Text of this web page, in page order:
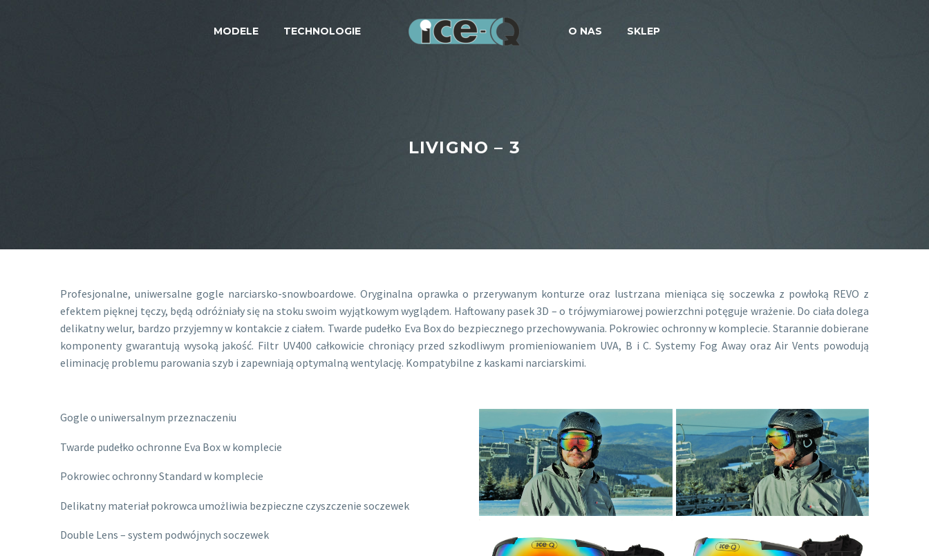
MODELE TECHNOLOGIE O NAS SKLEP
LIVIGNO – 3
Profesjonalne, uniwersalne gogle narciarsko-snowboardowe. Oryginalna oprawka o przerywanym konturze oraz lustrzana mieniąca się soczewka z powłoką REVO z
efektem pięknej tęczy, będą odróżniały się na stoku swoim wyjątkowym wyglądem. Haftowany pasek 3D – o trójwymiarowej powierzchni potęguje wrażenie. Do ciała dolega
delikatny welur, bardzo przyjemny w kontakcie z ciałem. Twarde pudełko Eva Box do bezpiecznego przechowywania. Pokrowiec ochronny w komplecie. Starannie dobierane
komponenty gwarantują wysoką jakość. Filtr UV400 całkowicie chroniący przed szkodliwym promieniowaniem UVA, B i C. Systemy Fog Away oraz Air Vents powodują
eliminację problemu parowania szyb i zapewniają optymalną wentylację. Kompatybilne z kaskami narciarskimi.
Gogle o uniwersalnym przeznaczeniu
Twarde pudełko ochronne Eva Box w komplecie
Pokrowiec ochronny Standard w komplecie
Delikatny materiał pokrowca umożliwia bezpieczne czyszczenie soczewek
Double Lens – system podwójnych soczewek